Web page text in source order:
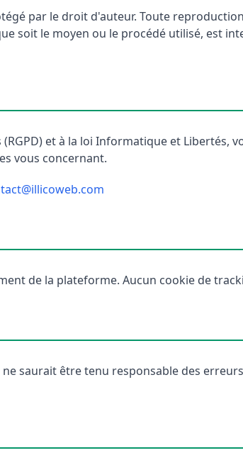
par le droit d'auteur. Toute
soit le moyen ou le procédé utilisé, est
et à la loi Informatique et Libertés,
vous concernant.
de la plateforme. Aucun cookie de
saurait être tenu responsable des